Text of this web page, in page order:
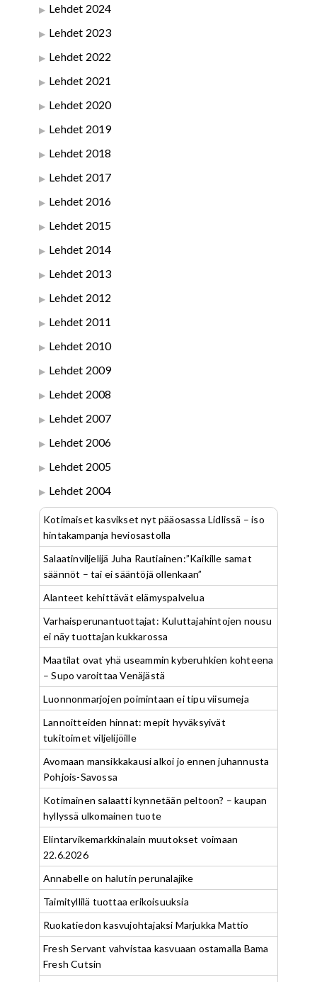
Lehdet 2024
Lehdet 2023
Lehdet 2022
Lehdet 2021
Lehdet 2020
Lehdet 2019
Lehdet 2018
Lehdet 2017
Lehdet 2016
Lehdet 2015
Lehdet 2014
Lehdet 2013
Lehdet 2012
Lehdet 2011
Lehdet 2010
Lehdet 2009
Lehdet 2008
Lehdet 2007
Lehdet 2006
Lehdet 2005
Lehdet 2004
Kotimaiset kasvikset nyt pääosassa Lidlissä – iso
hintakampanja heviosastolla
Salaatinviljelijä Juha Rautiainen:”Kaikille samat
säännöt – tai ei sääntöjä ollenkaan”
Alanteet kehittävät elämyspalvelua
Varhaisperunantuottajat: Kuluttajahintojen nousu
ei näy tuottajan kukkarossa
Maatilat ovat yhä useammin kyberuhkien kohteena
– Supo varoittaa Venäjästä
Luonnonmarjojen poimintaan ei tipu viisumeja
Lannoitteiden hinnat: mepit hyväksyivät
tukitoimet viljelijöille
Avomaan mansikkakausi alkoi jo ennen juhannusta
Pohjois-Savossa
Kotimainen salaatti kynnetään peltoon? – kaupan
hyllyssä ulkomainen tuote
Elintarvikemarkkinalain muutokset voimaan
22.6.2026
Annabelle on halutin perunalajike
Taimityllilä tuottaa erikoisuuksia
Ruokatiedon kasvujohtajaksi Marjukka Mattio
Fresh Servant vahvistaa kasvuaan ostamalla Bama
Fresh Cutsin